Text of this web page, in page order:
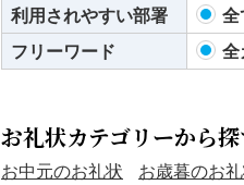
利用されやすい部署
全
フリーワード
全
お礼状カテゴリーから
お中元のお礼状 お歳暮のお